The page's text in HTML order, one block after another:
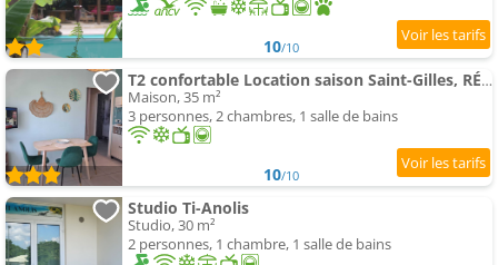
10/10
T2 confortable Location saison Saint-Gilles, RÉUNION, belle vue
Maison, 35 m²
3 personnes, 2 chambres, 1 salle de bains
10/10
Studio Ti-Anolis
Studio, 30 m²
2 personnes, 1 chambre, 1 salle de bains